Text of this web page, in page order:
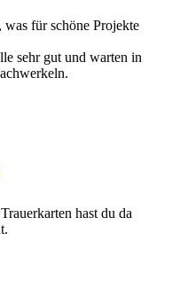
für schöne Projekte
sehr gut und warten in
hast du da